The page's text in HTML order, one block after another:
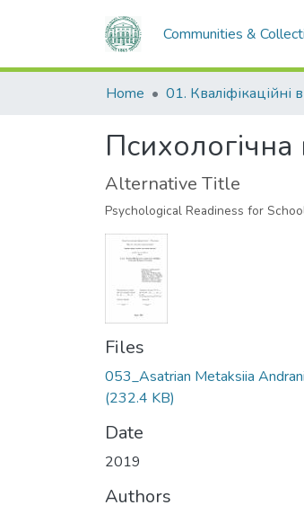
Communities &
Home
Психологічна
Alternative Title
Psychological Readiness for
Files
053_Asatrian Metaksiia
(232.4 KB)
Date
2019
Authors